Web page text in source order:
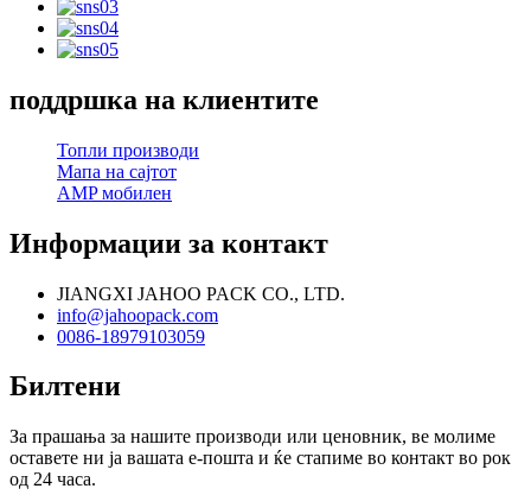
поддршка на клиентите
Топли производи
Мапа на сајтот
AMP мобилен
Информации за контакт
JIANGXI JAHOO PACK CO., LTD.
info@jahoopack.com
0086-18979103059
Билтени
За прашања за нашите производи или ценовник, ве молиме
оставете ни ја вашата е-пошта и ќе стапиме во контакт во рок
од 24 часа.